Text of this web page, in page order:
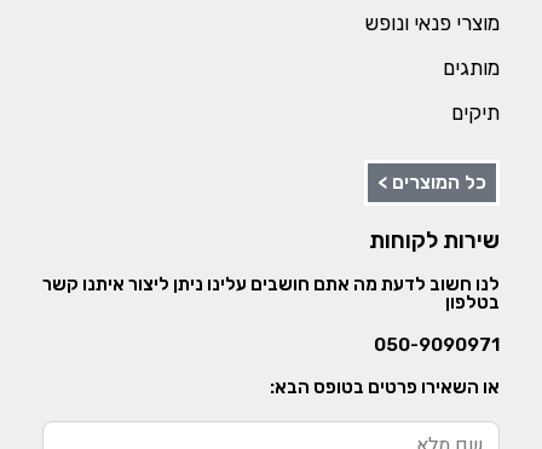
מוצרי פנאי ונופש
מותגים
תיקים
כל המוצרים >
שירות לקוחות
לנו חשוב לדעת מה אתם חושבים עלינו ניתן ליצור איתנו קשר
בטלפון
050-9090971
או השאירו פרטים בטופס הבא: